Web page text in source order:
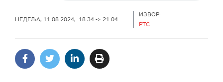
НЕДЕЉА, 11.08.2024, 18:34 -> 21:04
ИЗВОР:
РТС